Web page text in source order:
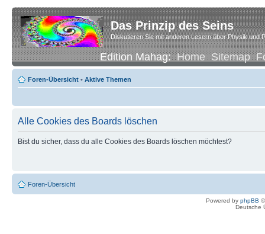
Das Prinzip des Seins
Diskutieren Sie mit anderen Lesern über Physik und
Edition Mahag:Home Sitemap
Foren-Übersicht • Aktive Themen
Alle Cookies des Boards löschen
Bist du sicher, dass du alle Cookies des Boards löschen möchtest?
Foren-Übersicht
Powered by phpBB
Deutsche